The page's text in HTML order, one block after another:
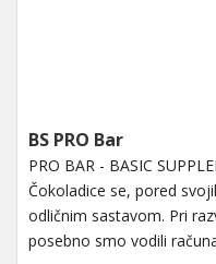
BS PRO Bar
PRO BAR - BASIC
Čokoladice se, pored
odličnim sastavom. Pri
posebno smo vodili